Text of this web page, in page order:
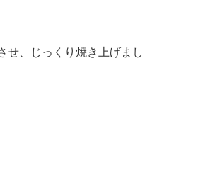
せ、じっくり焼き上げまし